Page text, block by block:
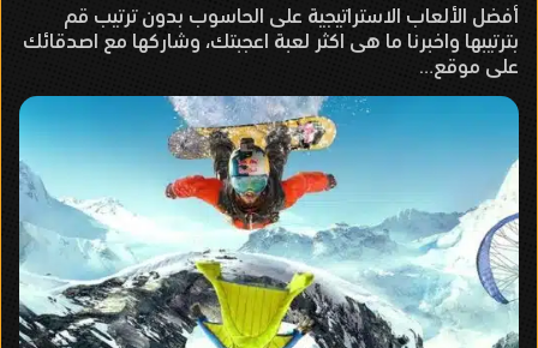
أفضل الألعاب الاستراتيجية على الحاسوب بدون ترتيب قم
بترتيبها واخبرنا ما هى اكثر لعبة اعجبتك، وشاركها مع اصدقائك
على موقع…